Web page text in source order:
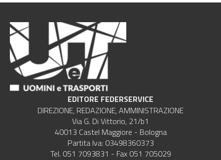
EDITORE FEDERSERVICE
DIREZIONE, REDAZIONE, AMMINISTRAZIONE
Via G. Di Vittorio, 21/b1
40013 Castel Maggiore - Bologna
Partita Iva: 03498360373
Tel. 051 7093831 - Fax 051 705029